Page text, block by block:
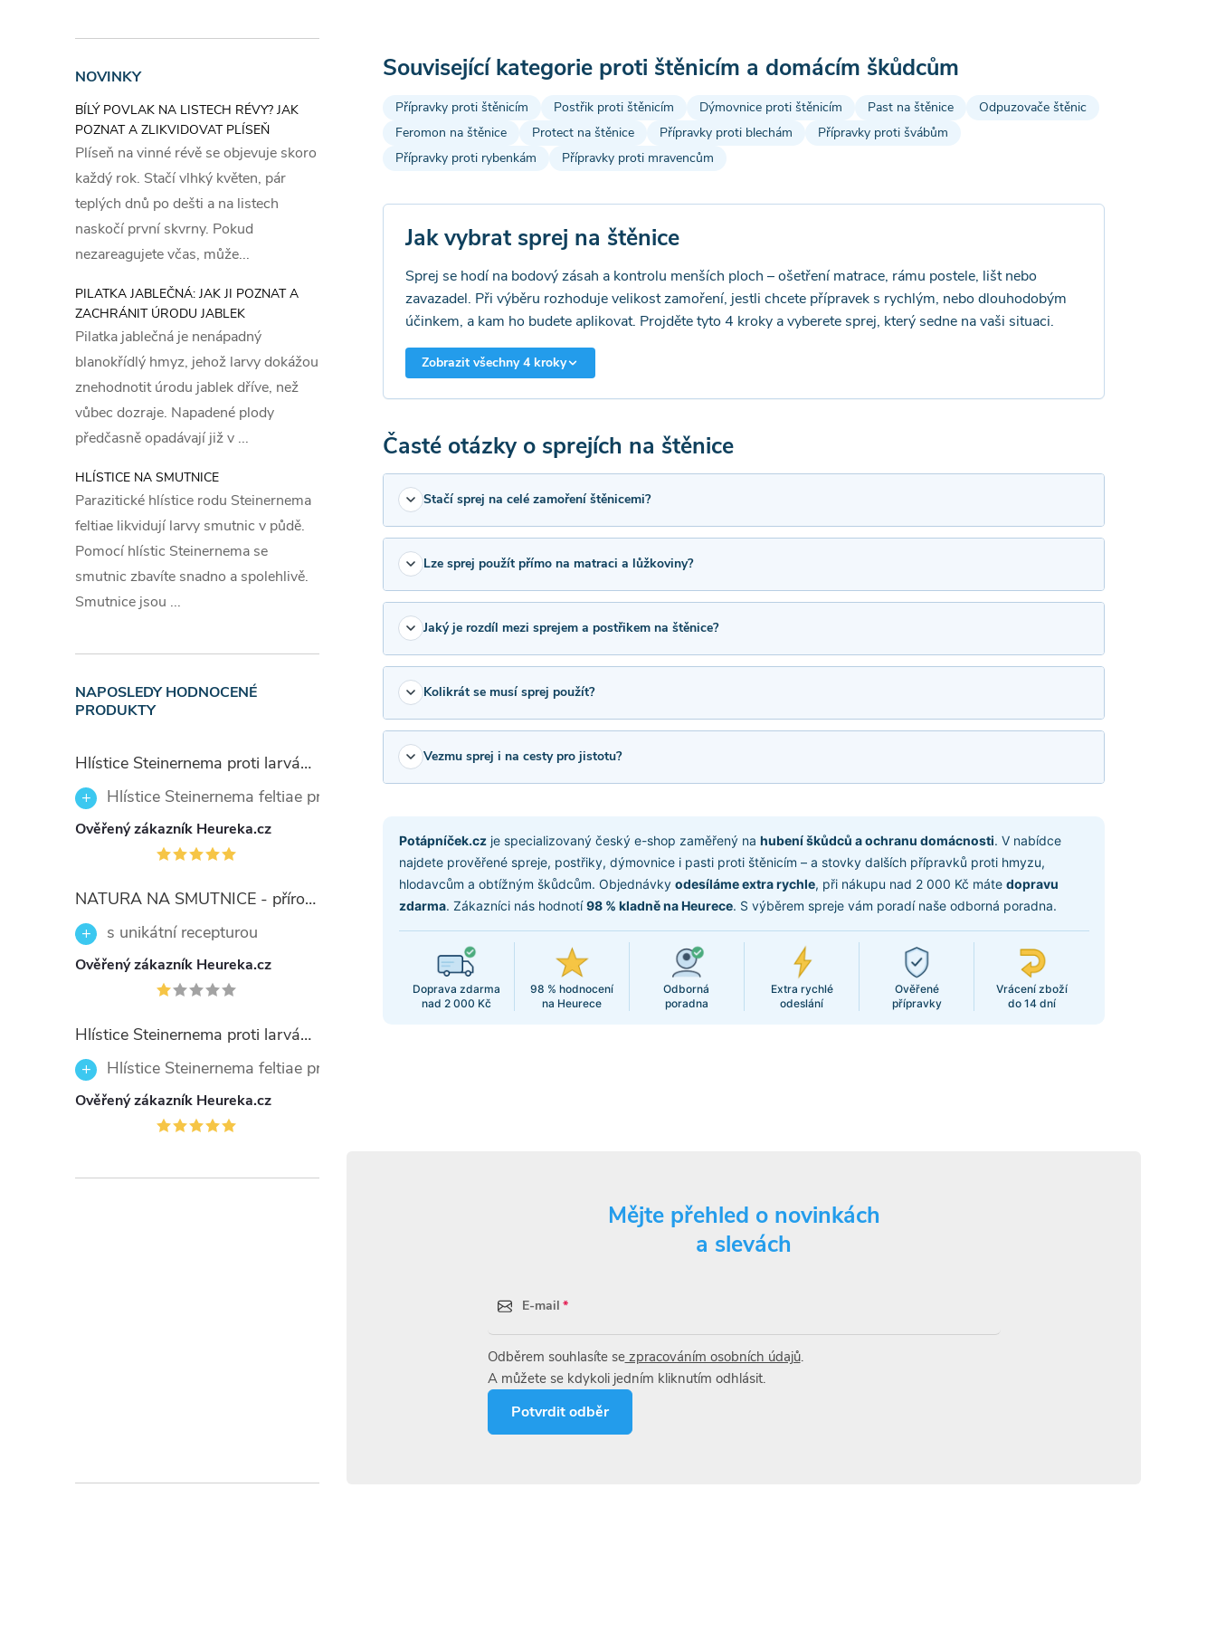
NOVINKY
BÍLÝ POVLAK NA LISTECH RÉVY? JAK
POZNAT A ZLIKVIDOVAT PLÍSEŇ
Plíseň na vinné révě se objevuje skoro
každý rok. Stačí vlhký květen, pár
teplých dnů po dešti a na listech
naskočí první skvrny. Pokud
nezareagujete včas, může...
PILATKA JABLEČNÁ: JAK JI POZNAT A
ZACHRÁNIT ÚRODU JABLEK
Pilatka jablečná je nenápadný
blanokřídlý hmyz, jehož larvy dokážou
znehodnotit úrodu jablek dříve, než
vůbec dozraje. Napadené plody
předčasně opadávají již v ...
HLÍSTICE NA SMUTNICE
Parazitické hlístice rodu Steinernema
feltiae likvidují larvy smutnic v půdě.
Pomocí hlístic Steinernema se
smutnic zbavíte snadno a spolehlivě.
Smutnice jsou ...
NAPOSLEDY HODNOCENÉ
PRODUKTY
Hlístice Steinernema proti larvám smutnic Nemaplus 5 milionů
Hlístice Steinernema feltiae proti larvám smutnic na 10 m2
Ověřený zákazník Heureka.cz
NATURA NA SMUTNICE - přírodní prostředek 50ml
s unikátní recepturou
Ověřený zákazník Heureka.cz
Hlístice Steinernema proti larvám smutnic Nemaplus 5 milionů
Hlístice Steinernema feltiae proti larvám smutnic na 10 m2
Ověřený zákazník Heureka.cz
Související kategorie proti štěnicím a domácím škůdcům
Přípravky proti štěnicím Postřik proti štěnicím Dýmovnice proti štěnicím Past na štěnice
Odpuzovače štěnic
Feromon na štěnice
Protect na štěnice Přípravky proti blechám
Přípravky proti švábům
Přípravky proti rybenkám
Přípravky proti mravencům
Jak vybrat sprej na štěnice
Sprej se hodí na bodový zásah a kontrolu menších ploch – ošetření matrace, rámu postele, lišt nebo
zavazadel. Při výběru rozhoduje velikost zamoření, jestli chcete přípravek s rychlým, nebo dlouhodobým
účinkem, a kam ho budete aplikovat. Projděte tyto 4 kroky a vyberete sprej, který sedne na vaši situaci.
Zobrazit všechny 4 kroky
Časté otázky o sprejích na štěnice
Stačí sprej na celé zamoření štěnicemi?
Lze sprej použít přímo na matraci a lůžkoviny?
Jaký je rozdíl mezi sprejem a postřikem na štěnice?
Kolikrát se musí sprej použít?
Vezmu sprej i na cesty pro jistotu?
Potápníček.czje specializovaný český e-shop zaměřený na hubení škůdců a ochranu domácnosti. V nabídce
najdete prověřené spreje, postřiky, dýmovnice i pasti proti štěnicím – a stovky dalších přípravků proti hmyzu,
hlodavcům a obtížným škůdcům. Objednávky odesíláme extra rychle, při nákupu nad 2 000 Kč máte dopravu
zdarma. Zákazníci nás hodnotí98 % kladně na Heurece. S výběrem spreje vám poradí naše odborná poradna.
Doprava zdarma
nad 2 000 Kč
98 % hodnocení
na Heurece
Odborná
poradna
Extra rychlé
odeslání
Ověřené
přípravky
Vrácení zboží
do 14 dní
Mějte přehled o novinkách
a slevách
E-mail
Odběrem souhlasíte sezpracováním osobních údajů.
A můžete se kdykoli jedním kliknutím odhlásit.
Potvrdit odběr